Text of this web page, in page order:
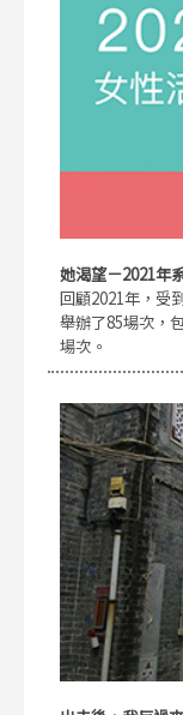
她渴望－2021年
回顧2021年，受
舉辦了85場次，
場次。